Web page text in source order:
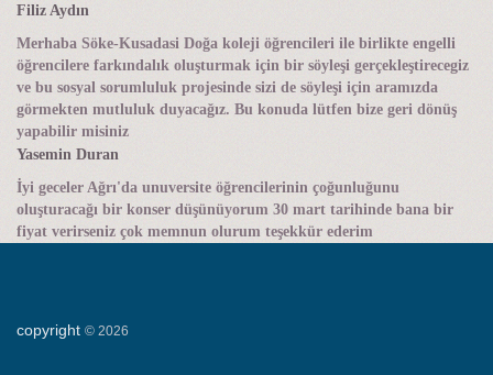
Filiz Aydın
Merhaba Söke-Kusadasi Doğa koleji öğrencileri ile birlikte engelli
öğrencilere farkındalık oluşturmak için bir söyleşi gerçekleştirecegiz
ve bu sosyal sorumluluk projesinde sizi de söyleşi için aramızda
görmekten mutluluk duyacağız. Bu konuda lütfen bize geri dönüş
yapabilir misiniz
Yasemin Duran
İyi geceler Ağrı'da unuversite öğrencilerinin çoğunluğunu
oluşturacağı bir konser düşünüyorum 30 mart tarihinde bana bir
fiyat verirseniz çok memnun olurum teşekkür ederim
copyright © 2026